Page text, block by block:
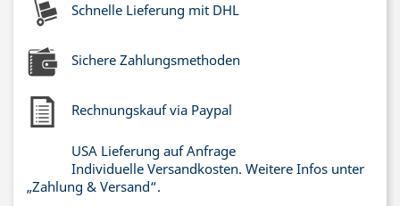
Schnelle Lieferung mit DHL
Sichere Zahlungsmethoden
Rechnungskauf via Paypal
USA Lieferung auf Anfrage
Individuelle Versandkosten. Weitere Infos unter
„Zahlung & Versand“.